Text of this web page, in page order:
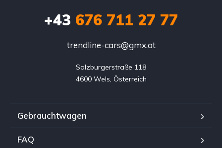
+43 676 711 27 77
trendline-cars@gmx.at
Salzburgerstraße 118
4600 Wels, Österreich
Gebrauchtwagen
FAQ